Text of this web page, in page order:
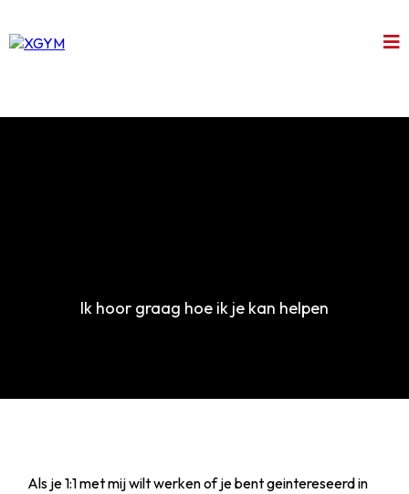
Ik hoor graag hoe ik je kan helpen
Als je 1:1 met mij wilt werken of je bent geintereseerd in